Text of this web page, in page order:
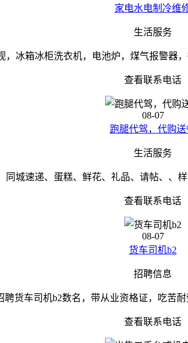
家电水电制冷维
生活服务
，冰箱冰柜洗衣机，电池炉，煤气报警器
查看联系电话
08-07
跑腿代驾，代购送
生活服务
同城速递、蛋糕、鲜花、礼品、请帖、、
查看联系电话
08-07
货车司机b2
招聘信息
聘货车司机b2数名，带从业资格证，吃苦
查看联系电话